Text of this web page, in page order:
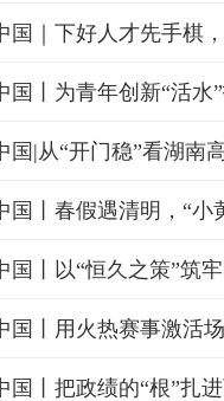
国｜下好人才先手棋
国丨为青年创新“活水
国|从“开门稳”看湖南
国丨春假遇清明，“小
国丨以“恒久之策”筑
国丨用火热赛事激活
国丨把政绩的“根”扎